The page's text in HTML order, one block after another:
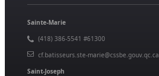
Sainte-Marie
(418) 386-5541 #61300
cf.batisseurs.ste-marie@cssbe.gouv.qc.ca
Saint-Joseph